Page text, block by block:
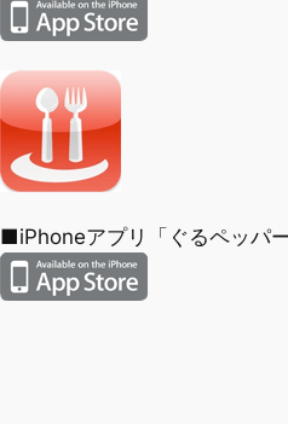
■iPhoneアプリ「ぐるペッパ